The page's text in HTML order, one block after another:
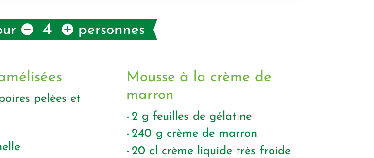
4 personnes
pelées et
Mousse à la crème de
marron
2 g feuilles de gélatine
240 g crème de marron
20 cl crème liquide très froide